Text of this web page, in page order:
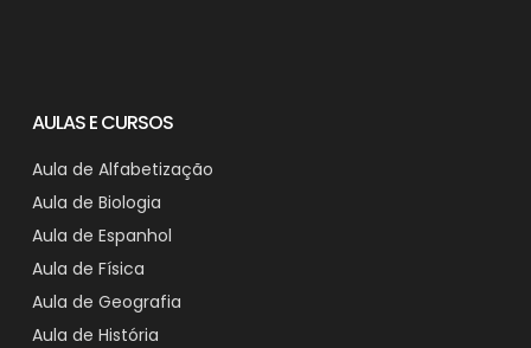
AULAS E CURSOS
Aula de Alfabetização
Aula de Biologia
Aula de Espanhol
Aula de Física
Aula de Geografia
Aula de História